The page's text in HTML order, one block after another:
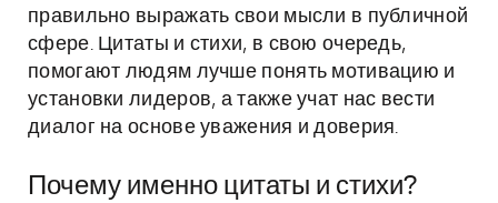
правильно выражать свои мысли в публичной
сфере. Цитаты и стихи, в свою очередь,
помогают людям лучше понять мотивацию и
установки лидеров, а также учат нас вести
диалог на основе уважения и доверия.
Почему именно цитаты и стихи?